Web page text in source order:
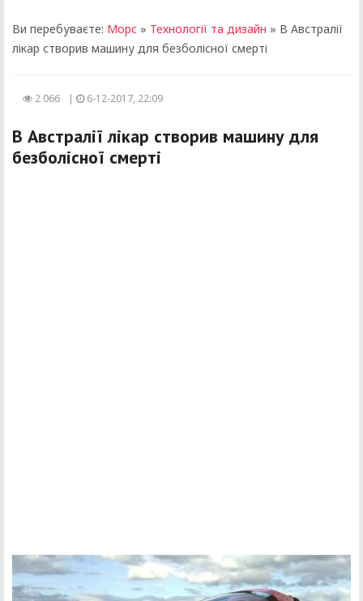
Ви перебуваєте: Морс » Технології та дизайн » В Австралії
лікар створив машину для безболісної смерті
2 066 | 6-12-2017, 22:09
В Австралії лікар створив машину для
безболісної смерті